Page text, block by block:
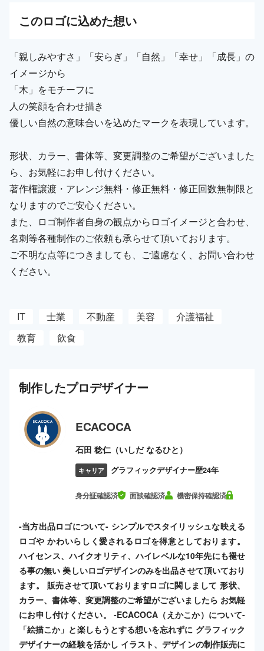
このロゴに込めた想い
「親しみやすさ」「安らぎ」「自然」「幸せ」「成長」の
イメージから
「木」をモチーフに
人の笑顔を合わせ描き
優しい自然の意味合いを込めたマークを表現しています。
形状、カラー、書体等、変更調整のご希望がございました
ら、お気軽にお申し付けください。
著作権譲渡・アレンジ無料・修正無料・修正回数無制限と
なりますのでご安心ください。
また、ロゴ制作者自身の観点からロゴイメージと合わせ、
名刺等各種制作のご依頼も承らせて頂いております。
ご不明な点等につきましても、ご遠慮なく、お問い合わせ
ください。
IT 士業 不動産 美容
介護福祉
教育
飲食
制作したプロデザイナー
ECACOCA
石田 稔仁（いしだ なるひと）
キャリア グラフィックデザイナー歴24年
身分証確認済 面談確認済 機密保持確認済
-当方出品ロゴについて- シンプルでスタイリッシュな映える
ロゴや かわいらしく愛されるロゴを得意としております。
ハイセンス、ハイクオリティ、ハイレベルな10年先にも褪せ
る事の無い 美しいロゴデザインのみを出品させて頂いており
ます。 販売させて頂いておりますロゴに関しまして 形状、
カラー、書体等、変更調整のご希望がございましたら お気軽
にお申し付けください。 -ECACOCA（えかこか）について-
「絵描こか」と楽しもうとする想いを忘れずに グラフィック
デザイナーの経験を活かし イラスト、デザインの制作販売に